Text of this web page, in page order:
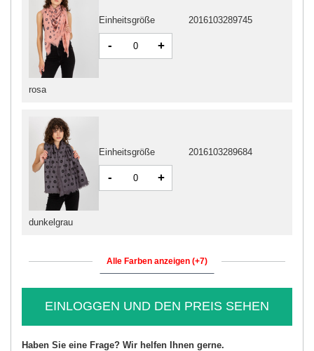
rosa
Einheitsgröße 2016103289745
- +
dunkelgrau
Einheitsgröße 2016103289684
- +
Alle Farben anzeigen (+7)
EINLOGGEN UND DEN PREIS SEHEN
Haben Sie eine Frage? Wir helfen Ihnen gerne.